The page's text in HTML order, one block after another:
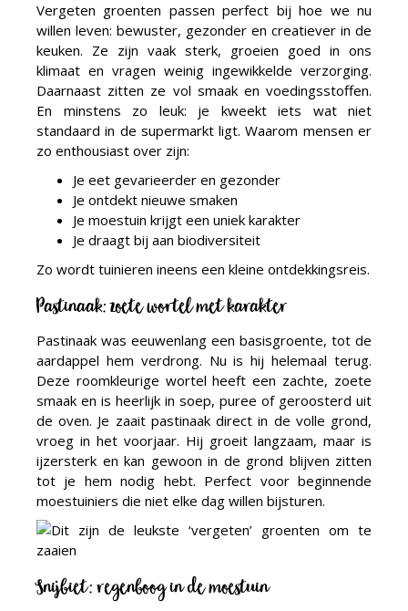
Vergeten groenten passen perfect bij hoe we nu
willen leven: bewuster, gezonder en creatiever in de
keuken. Ze zijn vaak sterk, groeien goed in ons
klimaat en vragen weinig ingewikkelde verzorging.
Daarnaast zitten ze vol smaak en voedingsstoffen.
En minstens zo leuk: je kweekt iets wat niet
standaard in de supermarkt ligt. Waarom mensen er
zo enthousiast over zijn:
Je eet gevarieerder en gezonder
Je ontdekt nieuwe smaken
Je moestuin krijgt een uniek karakter
Je draagt bij aan biodiversiteit
Zo wordt tuinieren ineens een kleine ontdekkingsreis.
Pastinaak: zoete wortel met karakter
Pastinaak was eeuwenlang een basisgroente, tot de
aardappel hem verdrong. Nu is hij helemaal terug.
Deze roomkleurige wortel heeft een zachte, zoete
smaak en is heerlijk in soep, puree of geroosterd uit
de oven. Je zaait pastinaak direct in de volle grond,
vroeg in het voorjaar. Hij groeit langzaam, maar is
ijzersterk en kan gewoon in de grond blijven zitten
tot je hem nodig hebt. Perfect voor beginnende
moestuiniers die niet elke dag willen bijsturen.
Snijbiet: regenboog in de moestuin